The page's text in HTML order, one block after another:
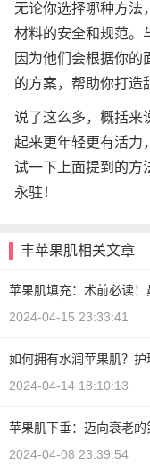
无论你选择哪种方法
材料的安全和规范。
因为他们会根据你的
的方案，帮助你打造
说了这么多，概括来
起来更年轻更有活力
试一下上面提到的方
永驻！
丰苹果肌相关文章
苹果肌填充：术前必读！
2024-04-15 23:33:41
如何拥有水润苹果肌？护
2024-04-14 18:10:13
苹果肌下垂：迈向衰老的
2024-04-08 23:39:54